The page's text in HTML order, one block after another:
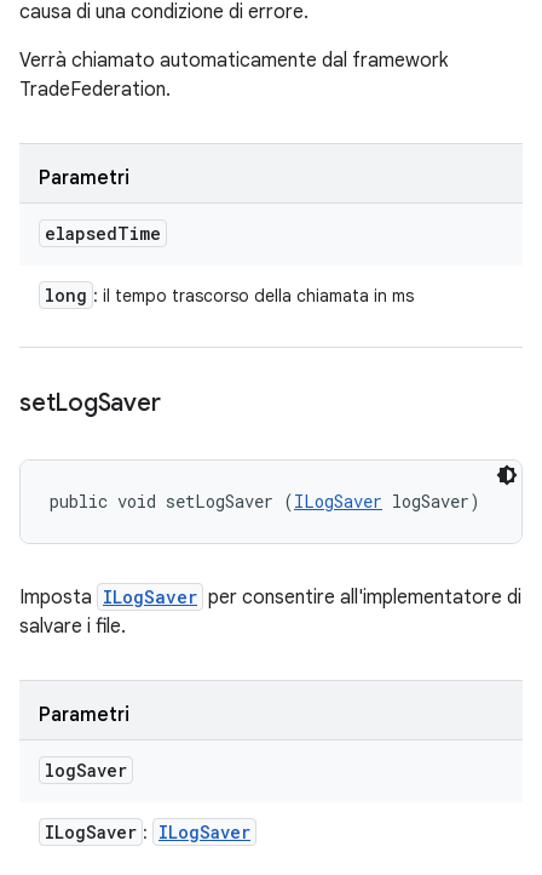
causa di una condizione di errore.
Verrà chiamato automaticamente dal framework
TradeFederation.
Parametri
elapsedTime
long : il tempo trascorso della chiamata in ms
setLogSaver
public void setLogSaver (ILogSaver logSaver)
Imposta ILogSaver per consentire all'implementatore di
salvare i file.
Parametri
logSaver
ILogSaver : ILogSaver